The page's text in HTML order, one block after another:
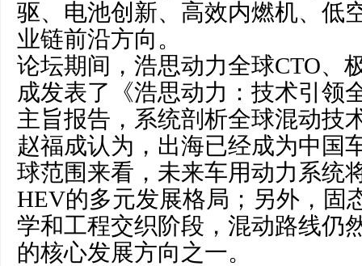
驱、电池创新、高效内燃机、低
业链前沿方向。
论坛期间，浩思动力全球CTO、
成发表了《浩思动力：技术引领
主旨报告，系统剖析全球混动技
赵福成认为，出海已经成为中国
球范围来看，未来车用动力系统
HEV的多元发展格局；另外，固
学和工程交织阶段，混动路线仍
的核心发展方向之一。